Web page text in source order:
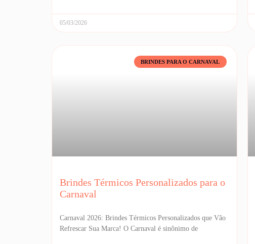
05/03/2026
BRINDES PARA O CARNAVAL
Brindes Térmicos Personalizados para o
Carnaval
Carnaval 2026: Brindes Térmicos Personalizados que Vão
Refrescar Sua Marca! O Carnaval é sinônimo de